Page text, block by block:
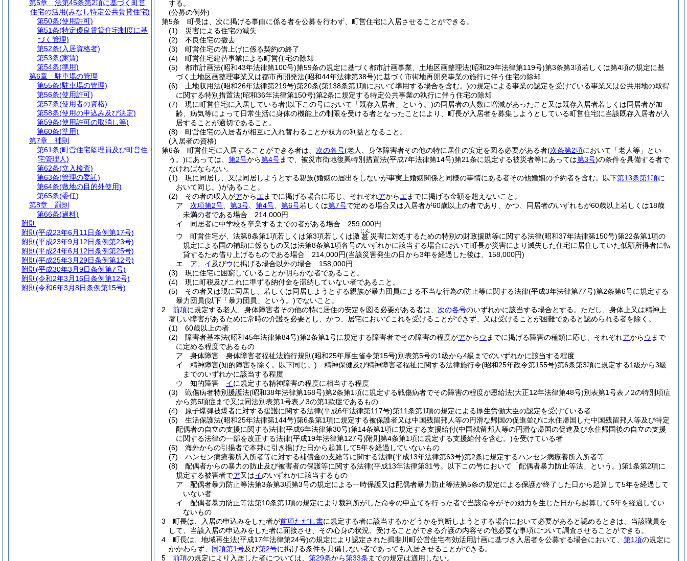
する。
(公募の例外)
第5条
町長は、次に掲げる事由に係る者を公募を行わず、町営住宅に入居させることができる。
(1)
災害による住宅の滅失
(2)
不良住宅の撤去
(3)
町営住宅の借上げに係る契約の終了
(4)
町営住宅建替事業による町営住宅の除却
(5)
都市計画法(昭和43年法律第100号)第59条の規定に基づく都市計画事業、土地区画整理法(昭和29年法律第119号)第3条第3項若しくは第4項の規定に基
づく土地区画整理事業又は都市再開発法(昭和44年法律第38号)に基づく市街地再開発事業の施行に伴う住宅の除却
(6)
土地収用法(昭和26年法律第219号)第20条(第138条第1項において準用する場合を含む。)の規定による事業の認定を受けている事業又は公共用地の取得
に関する特別措置法(昭和36年法律第150号)第2条に規定する特定公共事業の執行に伴う住宅の除却
(7)
現に町営住宅に入居している者(以下この号において「既存入居者」という。)の同居者の人数に増減があったこと又は既存入居者若しくは同居者が加
齢、病気等によって日常生活に身体の機能上の制限を受ける者となったことにより、町長が入居者を募集しようとしている町営住宅に当該既存入居者が入
居することが適切であること。
(8)
町営住宅の入居者が相互に入れ替わることが双方の利益となること。
(入居者の資格)
第6条
町営住宅に入居することができる者は、 次の各号(老人、身体障害者その他の特に居住の安定を図る必要がある者(次条第2項において「老人等」とい
う。)にあっては、 第2号から第4号まで、被災市街地復興特別措置法(平成7年法律第14号)第21条に規定する被災者等にあっては第3号)の条件を具備する者で
なければならない。
(1)
現に同居し、又は同居しようとする親族(婚姻の届出をしないが事実上婚姻関係と同様の事情にある者その他婚姻の予約者を含む。以下第13条第1項に
おいて同じ。)があること。
(2)
その者の収入がアからエ までに掲げる場合に応じ、それぞれアからエ までに掲げる金額を超えないこと。
ア
次項第2号 第3号 第4号 第6号若しくは第7号で定める場合又は入居者が60歳以上の者であり、かつ、同居者のいずれもが60歳以上若しくは18歳
未満の者である場合 214,000円
イ
同居者に中学校を卒業するまでの者がある場合 259,000円
ウ
町営住宅が、法第8条第1項若しくは第3項若しくは激 甚
じん
災害に対処するための特別の財政援助等に関する法律(昭和37年法律第150号)第22条第1項の
規定による国の補助に係るもの又は法第8条第1項各号のいずれかに該当する場合において町長が災害により滅失した住宅に居住していた低額所得者に転
貸するため借り上げるものである場合 214,000円(当該災害発生の日から3年を経過した後は、158,000円)
エ
ア イ及びウに掲げる場合以外の場合 158,000円
(3)
現に住宅に困窮していることが明らかな者であること。
(4)
現に町税及びこれに準ずる納付金を滞納していない者であること。
(5)
その者又は現に同居し、若しくは同居しようとする親族が暴力団員による不当な行為の防止等に関する法律(平成3年法律第77号)第2条第6号に規定する
暴力団員(以下「暴力団員」という。)でないこと。
2
前項に規定する老人、身体障害者その他の特に居住の安定を図る必要がある者は、 次の各号のいずれかに該当する場合とする。 ただし、身体上又は精神上
著しい障害があるために常時の介護を必要とし、かつ、居宅においてこれを受けることができず、又は受けることが困難であると認められる者を除く。
(1)
60歳以上の者
(2)
障害者基本法(昭和45年法律第84号)第2条第1号に規定する障害者でその障害の程度がアからウ までに掲げる障害の種類に応じ、それぞれアからウ まで
に定める程度であるもの
ア
身体障害 身体障害者福祉法施行規則 (昭和25年厚生省令第15号)別表第5号の1級から4級までのいずれかに該当する程度
イ
精神障害(知的障害を除く。以下同じ。) 精神保健及び精神障害者福祉に関する法律施行令(昭和25年政令第155号)第6条第3項に規定する1級から3級
までのいずれかに該当する程度
ウ
知的障害 イに規定する精神障害の程度に相当する程度
(3)
戦傷病者特別援護法(昭和38年法律第168号)第2条第1項に規定する戦傷病者でその障害の程度が恩給法(大正12年法律第48号)別表第1号表ノ2の特別項症
から第6項症まで又は同法別表第1号表ノ3の第1款症であるもの
(4)
原子爆弾被爆者に対する援護に関する法律(平成6年法律第117号)第11条第1項の規定による厚生労働大臣の認定を受けている者
(5)
生活保護法(昭和25年法律第144号)第6条第1項に規定する被保護者又は中国残留邦人等の円滑な帰国の促進並びに永住帰国した中国残留邦人等及び特定
配偶者の自立の支援に関する法律(平成6年法律第30号)第14条第1項に規定する支援給付(中国残留邦人等の円滑な帰国の促進及び永住帰国後の自立の支援
に関する法律の一部を改正する法律(平成19年法律第127号)附則第4条第1項に規定する支援給付を含む。)を受けている者
(6)
海外からの引揚者で本邦に引き揚げた日から起算して5年を経過していないもの
(7)
ハンセン病療養所入所者等に対する補償金の支給等に関する法律(平成13年法律第63号)第2条に規定するハンセン病療養所入所者等
(8)
配偶者からの暴力の防止及び被害者の保護等に関する法律(平成13年法律第31号。以下この号において「配偶者暴力防止等法」という。)第1条第2項に
規定する被害者でア又はイのいずれかに該当するもの
ア
配偶者暴力防止等法第3条第3項第3号の規定による一時保護又は配偶者暴力防止等法第5条の規定による保護が終了した日から起算して5年を経過して
いない者
イ
配偶者暴力防止等法第10条第1項の規定により裁判所がした命令の申立てを行った者で当該命令がその効力を生じた日から起算して5年を経過してい
ないもの
3
町長は、入居の申込みをした者が前項ただし書に規定する者に該当するかどうかを判断しようとする場合において必要があると認めるときは、当該職員を
して、当該入居の申込みをした者に面接させ、その心身の状況、受けることができる介護の内容その他必要な事項について調査させることができる。
4
町長は、地域再生法(平成17年法律第24号)の規定により認定された揖斐川町公営住宅有効活用計画に基づき入居者を公募する場合において、 第1項の規定に
かかわらず、 同項第1号及び第2号に掲げる条件を具備しない者であっても入居させることができる。
5
前項の規定により入居した者については、 第29条から第33条 までの規定は適用しない。
第5章
法第45条第2項に基づく町営
住宅の活用(みなし特定公共賃貸住宅)
第50条(使用許可)
第51条(特定優良賃貸住宅制度に基
づく管理)
第52条(入居資格者)
第53条(家賃)
第54条(準用)
第6章
駐車場の管理
第55条(駐車場の管理)
第56条(使用許可)
第57条(使用者の資格)
第58条(使用の申込み及び決定)
第59条(使用許可の取消し等)
第60条(準用)
第7章
補則
第61条(町営住宅監理員及び町営住
宅管理人)
第62条(立入検査)
第63条(管理の委託)
第64条(敷地の目的外使用)
第65条(委任)
第8章
罰則
第66条(過料)
附則
附則 (平成23年6月11日条例第17号)
附則 (平成23年9月12日条例第23号)
附則 (平成24年6月12日条例第25号)
附則 (平成25年3月29日条例第12号)
附則 (平成30年3月9日条例第7号)
附則 (令和2年3月16日条例第12号)
附則 (令和6年3月8日条例第15号)